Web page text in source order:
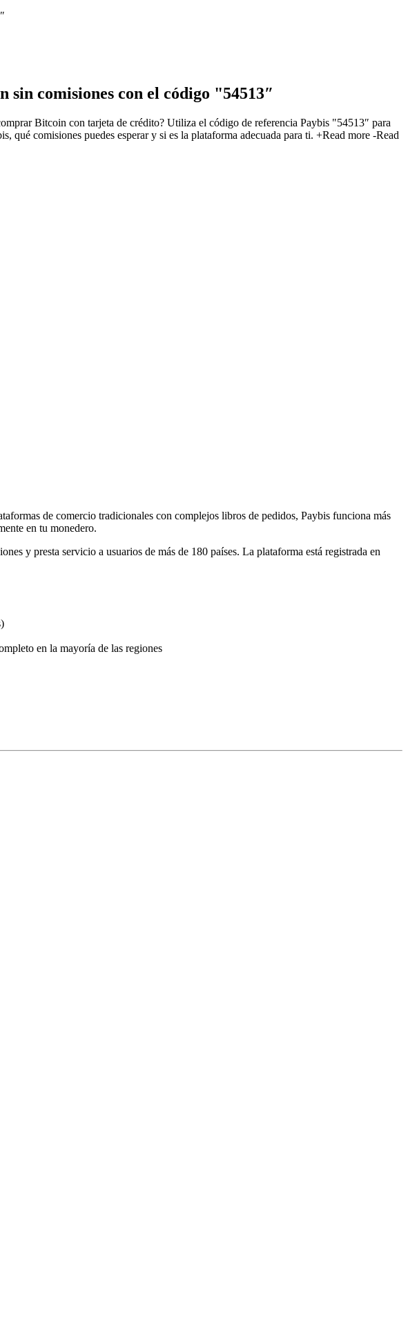
sin comisiones con el código "54513″
Bitcoin con tarjeta de crédito? Utiliza el código de referencia Paybis "54513″ para
qué comisiones puedes esperar y si es la plataforma adecuada para ti. +Read more -Read
de comercio tradicionales con complejos libros de pedidos, Paybis funciona más
en tu monedero.
y presta servicio a usuarios de más de 180 países. La plataforma está registrada en
en la mayoría de las regiones